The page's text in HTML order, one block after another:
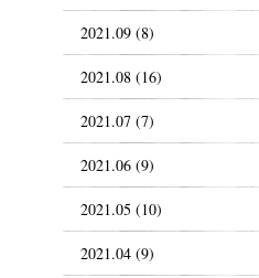
2021.09 (8)
2021.08 (16)
2021.07 (7)
2021.06 (9)
2021.05 (10)
2021.04 (9)